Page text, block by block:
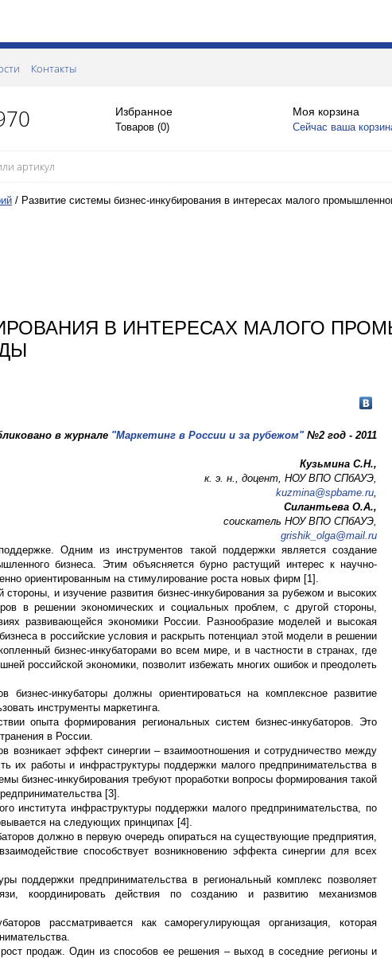
Контакты
Избранное
Товаров (0)
Моя корзина
Сейчас ваша
/ Развитие системы бизнес-инкубирования в интересах малого
В ИНТЕРЕСАХ МАЛОГО
в журнале "Маркетинг в России и за рубежом"№2 год - 2011
Кузьмина С.Н.,
к. э. н., доцент, НОУ ВПО СПбАУЭ,
kuzmina@spbame.ru
Силантьева О.А.,
соискатель НОУ ВПО СПбАУЭ,
grishik_olga@mail.ru
Одним из инструментов такой поддержки является создание
бизнеса. Этим объясняется бурно растущий интерес к научно-
ориентированным на стимулирование роста новых фирм [1].
и изучение развития бизнес-инкубирования за рубежом и высоких
в решении экономических и социальных проблем, с другой стороны,
развивающейся экономики России. Разнообразие моделей и высокая
в российские условия и раскрыть потенциал этой модели в решении
бизнес-инкубаторами во всем мире, и в частности в странах, где
российской экономики, позволит избежать многих ошибок и преодолеть
бизнес-инкубаторы должны ориентироваться на комплексное развитие
инструменты маркетинга.
опыта формирования региональных систем бизнес-инкубаторов. Это
в России.
возникает эффект синергии – взаимоотношения и сотрудничество между
их работы и инфраструктуры поддержки малого предпринимательства в
бизнес-инкубирования требуют проработки вопросы формирования такой
[3].
института инфраструктуры поддержки малого предпринимательства, по
на следующих принципах [4].
должно в первую очередь опираться на существующие предприятия,
способствует возникновению эффекта синергии для всех
поддержки предпринимательства в региональный комплекс позволяет
координировать действия по созданию и развитию механизмов
рассматривается как саморегулирующая организация, которая
продаж. Один из способов ее решения – выход в соседние регионы и